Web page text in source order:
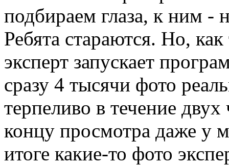
подбираем глаза, к ним -
Ребята стараются. Но,
эксперт запускает
сразу 4 тысячи фото
терпеливо в течение
концу просмотра даже у
итоге какие-то фото